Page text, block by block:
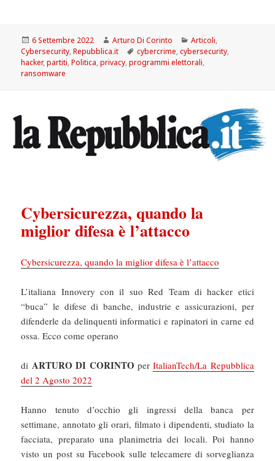
Scritto
il
6 Settembre 2022 Autore
Arturo Di Corinto Categorie
Articoli,
Cybersecurity,Repubblica.it Tag
cybercrime,cybersecurity,
hacker,partiti,Politica,privacy,programmi elettorali,
ransomware
Cybersicurezza, quando la
miglior difesa è l’attacco
Cybersicurezza, quando la miglior difesa è l’attacco
L’italiana Innovery con il suo Red Team di hacker etici
“buca” le difese di banche, industrie e assicurazioni, per
difenderle da delinquenti informatici e rapinatori in carne ed
ossa. Ecco come operano
di ARTURO DI CORINTO perItalianTech/La Repubblica
del 2 Agosto 2022
Hanno tenuto d’occhio gli ingressi della banca per
settimane, annotato gli orari, filmato i dipendenti, studiato la
facciata, preparato una planimetria dei locali. Poi hanno
visto un post su Facebook sulle telecamere di sorveglianza